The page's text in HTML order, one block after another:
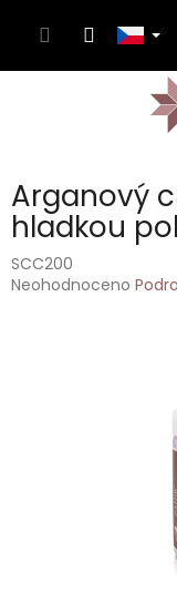
Arganový
hladkou
SCC200
Průměrné
Neohodnoceno